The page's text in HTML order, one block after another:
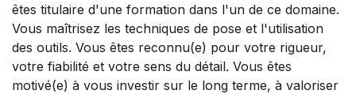
êtes titulaire d'une formation dans l'un de ce domaine.
Vous maîtrisez les techniques de pose et l'utilisation
des outils. Vous êtes reconnu(e) pour votre rigueur,
votre fiabilité et votre sens du détail. Vous êtes
motivé(e) à vous investir sur le long terme, à valoriser